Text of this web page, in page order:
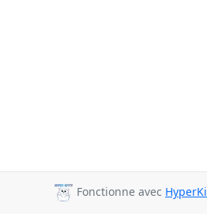
Fonctionne avec